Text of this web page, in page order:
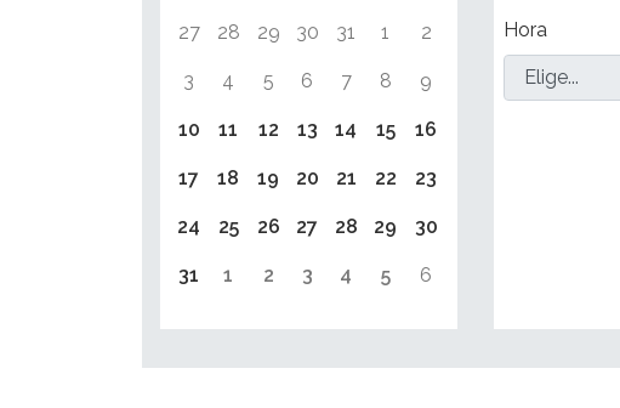
27 28 29 30 31 1 2
3 4 5 6 7 8 9
10 11 12 13 14 15 16
17 18 19 20 21 22 23
24 25 26 27 28 29 30
31 1 2 3 4 5 6
Hora